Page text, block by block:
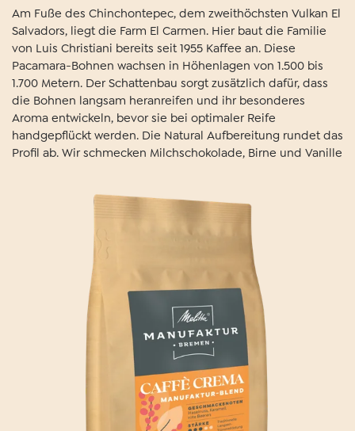
Am Fuße des Chinchontepec, dem zweithöchsten Vulkan El
Salvadors, liegt die Farm El Carmen. Hier baut die Familie
von Luis Christiani bereits seit 1955 Kaffee an. Diese
Pacamara-Bohnen wachsen in Höhenlagen von 1.500 bis
1.700 Metern. Der Schattenbau sorgt zusätzlich dafür, dass
die Bohnen langsam heranreifen und ihr besonderes
Aroma entwickeln, bevor sie bei optimaler Reife
handgepflückt werden. Die Natural Aufbereitung rundet das
Profil ab. Wir schmecken Milchschokolade, Birne und Vanille